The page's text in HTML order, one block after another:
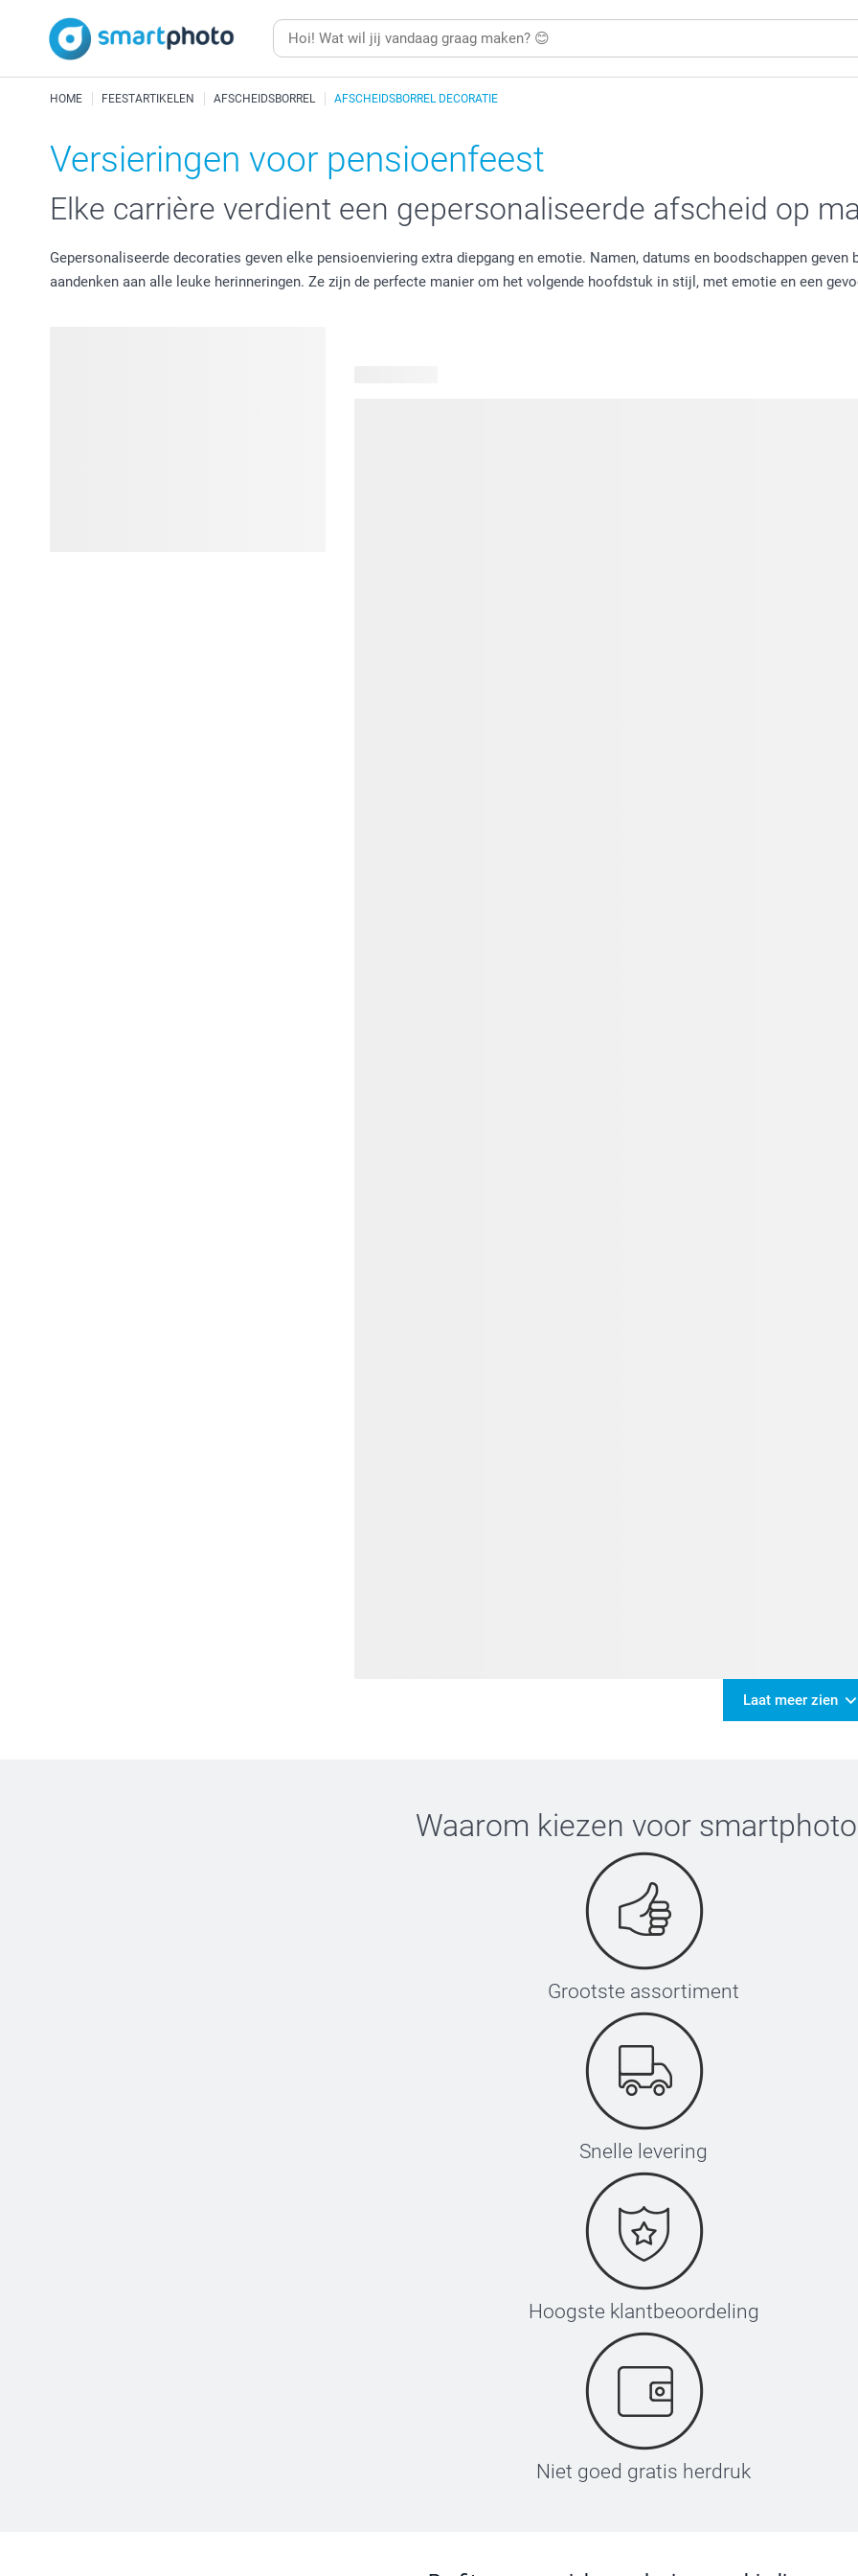
HOME FEESTARTIKELEN AFSCHEIDSBORREL AFSCHEIDSBORREL DECORATIE
Versieringen voor pensioenfeest
Elke carrière verdient een gepersonaliseerde afscheid op
Gepersonaliseerde decoraties geven elke pensioenviering extra diepgang en emotie. Namen, datums en boodschappen
aandenken aan alle leuke herinneringen. Ze zijn de perfecte manier om het volgende hoofdstuk in stijl, met emotie en een
Laat meer zien
Waarom kiezen voor smartphoto
Grootste assortiment
Snelle levering
Hoogste klantbeoordeling
Niet goed gratis herdruk